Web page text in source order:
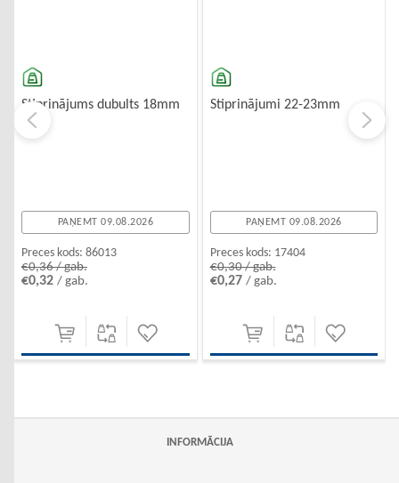
Stiprinājums dubults 18mm
PAŅEMT 09.08.2026
Preces kods: 86013
€0,36 / gab.
€0,32 / gab.
Stiprinājumi 22-23mm
PAŅEMT 09.08.2026
Preces kods: 17404
€0,30 / gab.
€0,27 / gab.
INFORMĀCIJA